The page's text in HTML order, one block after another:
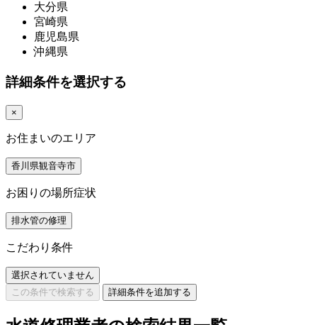
大分県
宮崎県
鹿児島県
沖縄県
詳細条件を選択する
×
お住まいのエリア
香川県観音寺市
お困りの場所症状
排水管の修理
こだわり条件
選択されていません
この条件で検索する
詳細条件を追加する